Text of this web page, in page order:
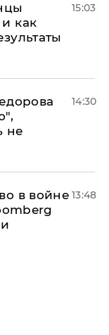
как
15:03
не
14:30
в войне 13:48